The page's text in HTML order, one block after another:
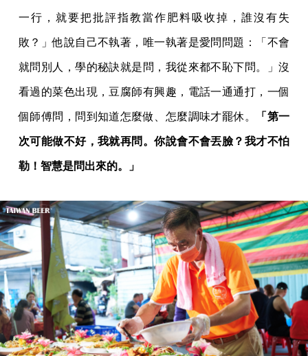
一行，就要把批評指教當作肥料吸收掉，誰沒有失
敗？」他說自己不執著，唯一執著是愛問問題：「不會
就問別人，學的秘訣就是問，我從來都不恥下問。」沒
看過的菜色出現，豆腐師有興趣，電話一通通打，一個
個師傅問，問到知道怎麼做、怎麼調味才罷休。 「第一
次可能做不好，我就再問。你說會不會丟臉？我才不怕
勒！智慧是問出來的。」